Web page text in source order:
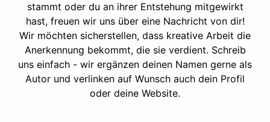
stammt oder du an ihrer Entstehung mitgewirkt
hast, freuen wir uns über eine Nachricht von dir!
Wir möchten sicherstellen, dass kreative Arbeit die
Anerkennung bekommt, die sie verdient. Schreib
uns einfach - wir ergänzen deinen Namen gerne als
Autor und verlinken auf Wunsch auch dein Profil
oder deine Website.